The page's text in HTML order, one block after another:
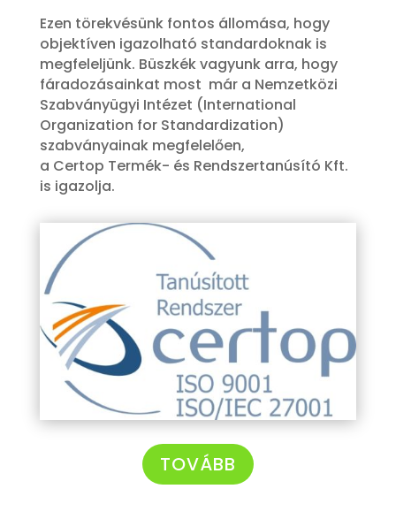
Ezen törekvésünk fontos állomása, hogy
objektíven igazolható standardoknak is
megfeleljünk. Büszkék vagyunk arra, hogy
fáradozásainkat most már a Nemzetközi
Szabványügyi Intézet (International
Organization for Standardization)
szabványainak megfelelően,
a Certop Termék- és Rendszertanúsító Kft.
is igazolja.
TOVÁBB